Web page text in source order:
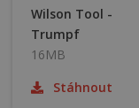
Wilson Tool -
Trumpf
16MB
Stáhnout